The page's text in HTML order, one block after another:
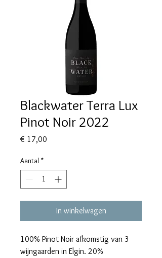
Blackwater Terra Lux
Pinot Noir 2022
€ 17,00
Aantal *
In winkelwagen
100% Pinot Noir afkomstig van 3
wijngaarden in Elgin. 20%